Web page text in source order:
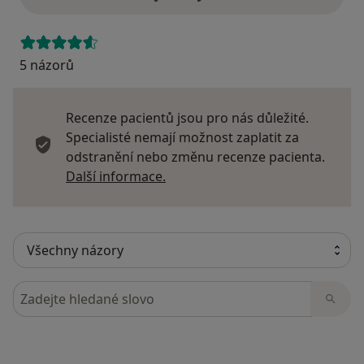
5 názorů
Recenze pacientů jsou pro nás důležité.
Specialisté nemají možnost zaplatit za
odstranění nebo změnu recenze pacienta.
Další informace.
Hledejte v názorech